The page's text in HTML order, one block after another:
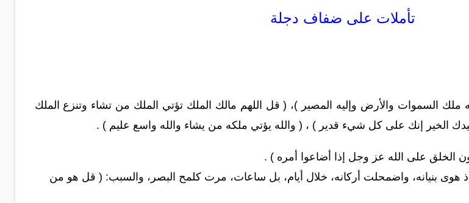
تأملات على ضفاف دجلة
ملك السموات والأرض وإليه المصير )، ( قل اللهم مالك الملك تؤتي الملك من تشاء وتنزع الملك
الخير إنك على كل شيء قدير ) ، ( والله يؤتي ملكه من يشاء والله واسع عليم ) .
الخلق على الله عز وجل إذا أضاعوا أمره ) .
إذ هوى بنيانه، واضمحلت أركانه، خلال أيام، بل ساعات، مرت كلمح البصر، والسبب: ( قل هو من